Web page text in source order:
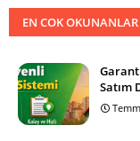
EN COK OKUNANLAR
Satım